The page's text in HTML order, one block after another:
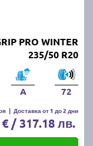
PRO WINTER
235/50 R20
A 72
| Доставка от 1 до 2 дни
/ 317.18 лв.